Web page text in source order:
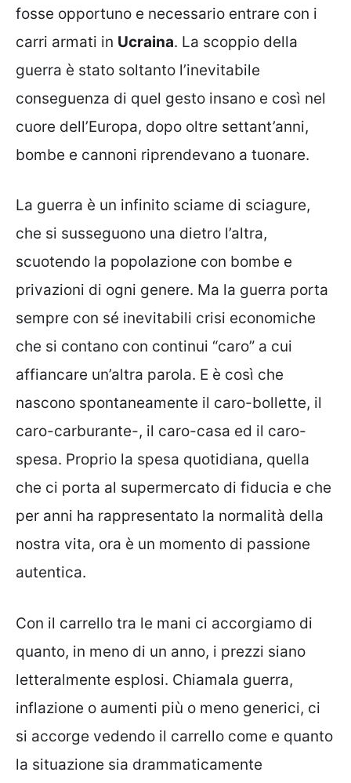
fosse opportuno e necessario entrare con i
carri armati in Ucraina. La scoppio della
guerra è stato soltanto l’inevitabile
conseguenza di quel gesto insano e così nel
cuore dell’Europa, dopo oltre settant’anni,
bombe e cannoni riprendevano a tuonare.
La guerra è un infinito sciame di sciagure,
che si susseguono una dietro l’altra,
scuotendo la popolazione con bombe e
privazioni di ogni genere. Ma la guerra porta
sempre con sé inevitabili crisi economiche
che si contano con continui “caro” a cui
affiancare un’altra parola. E è così che
nascono spontaneamente il caro-bollette, il
caro-carburante-, il caro-casa ed il caro-
spesa. Proprio la spesa quotidiana, quella
che ci porta al supermercato di fiducia e che
per anni ha rappresentato la normalità della
nostra vita, ora è un momento di passione
autentica.
Con il carrello tra le mani ci accorgiamo di
quanto, in meno di un anno, i prezzi siano
letteralmente esplosi. Chiamala guerra,
inflazione o aumenti più o meno generici, ci
si accorge vedendo il carrello come e quanto
la situazione sia drammaticamente